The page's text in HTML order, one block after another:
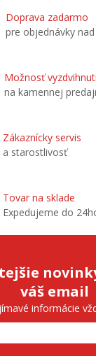
Doprava zadarmo
pre objednávky
Možnosť
na kamennej
Zákaznícky servis
a starostlivosť
Tovar na sklade
Expedujeme do
váš email
informácie